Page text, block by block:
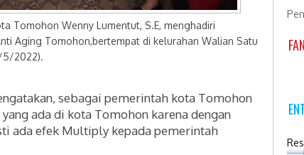
Tomohon Wenny Lumentut, S.E, menghadiri
Aging Tomohon,bertempat di kelurahan Walian Satu
5/2022).
sebagai pemerintah kota Tomohon
ada di kota Tomohon karena dengan
ada efek Multiply kepada pemerintah